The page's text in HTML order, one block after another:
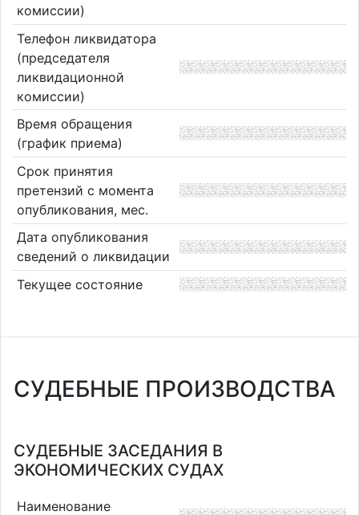
комиссии)
Телефон ликвидатора
(председателя
ликвидационной
комиссии)
Время обращения
(график приема)
Срок принятия
претензий с момента
опубликования, мес.
Дата опубликования
сведений о ликвидации
Текущее состояние
СУДЕБНЫЕ ПРОИЗВОДСТВА
СУДЕБНЫЕ ЗАСЕДАНИЯ В
ЭКОНОМИЧЕСКИХ СУДАХ
Наименование